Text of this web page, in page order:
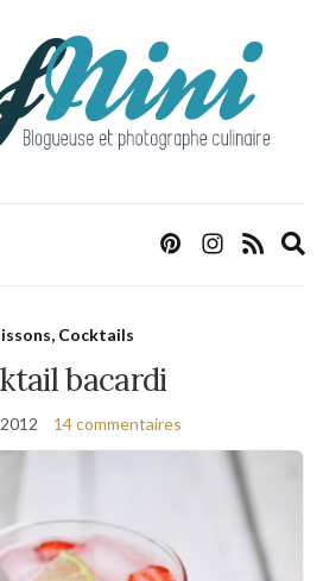
Cocktails
bacardi
14 commentaires